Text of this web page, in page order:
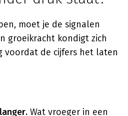
moet je de signalen
groeikracht kondigt zich
voordat de cijfers het laten
Wat vroeger in een